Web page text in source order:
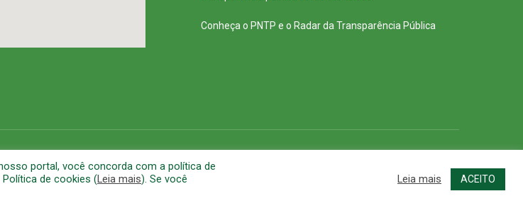
Conheça o PNTP e o Radar da Transparência Pública
portal, você concorda com a política de
de cookies (Leia mais). Se você
Leia mais ACEITO